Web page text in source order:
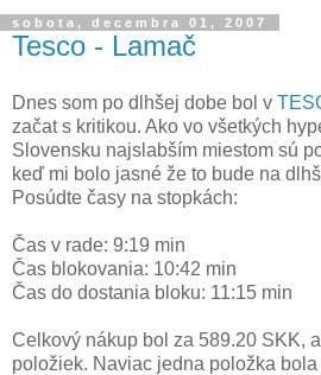
sobota, decembra 01, 2007
Tesco - Lamač
Dnes som po dlhšej dobe bol v
začat s kritikou. Ako vo všetkých
Slovensku najslabším miestom sú
keď mi bolo jasné že to bude na
Posúdte časy na stopkách:
Čas v rade: 9:19 min
Čas blokovania: 10:42 min
Čas do dostania bloku: 11:15 min
Celkový nákup bol za 589.20 SKK,
položiek. Naviac jedna položka